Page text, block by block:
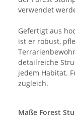
verwendet
Gefertigt aus
ist er robust,
detailreiche
jedem Habitat.
zugleich.
Maße Forest